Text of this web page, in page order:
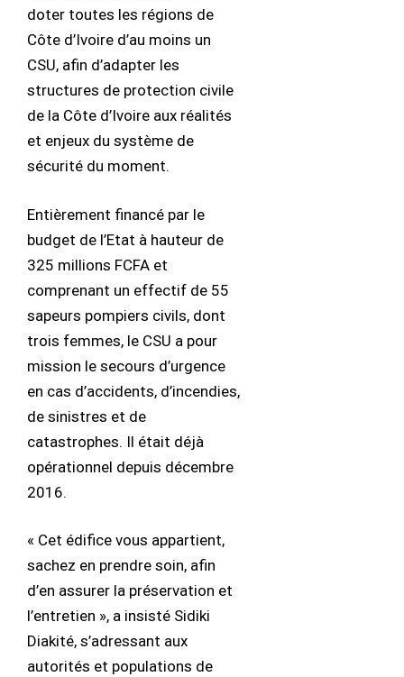
doter toutes les régions de
Côte d’Ivoire d’au moins un
CSU, afin d’adapter les
structures de protection civile
de la Côte d’Ivoire aux réalités
et enjeux du système de
sécurité du moment.
Entièrement financé par le
budget de l’Etat à hauteur de
325 millions FCFA et
comprenant un effectif de 55
sapeurs pompiers civils, dont
trois femmes, le CSU a pour
mission le secours d’urgence
en cas d’accidents, d’incendies,
de sinistres et de
catastrophes. Il était déjà
opérationnel depuis décembre
2016.
« Cet édifice vous appartient,
sachez en prendre soin, afin
d’en assurer la préservation et
l’entretien », a insisté Sidiki
Diakité, s’adressant aux
autorités et populations de